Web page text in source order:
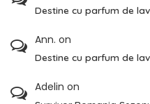
Destine cu parfum de
Ann. on
Destine cu parfum de
Adelin on